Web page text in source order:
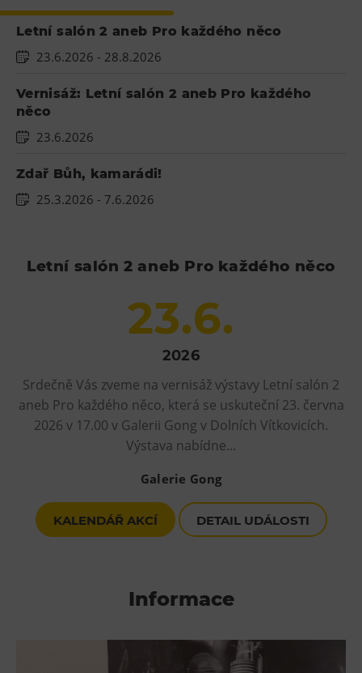
Letní salón 2 aneb Pro každého něco
23.6.2026 - 28.8.2026
Vernisáž: Letní salón 2 aneb Pro každého
něco
23.6.2026
Zdař Bůh, kamarádi!
25.3.2026 - 7.6.2026
Letní salón 2 aneb Pro každého něco
23.6.
2026
Srdečně Vás zveme na vernisáž výstavy Letní salón 2
aneb Pro každého něco, která se uskuteční 23. června
2026 v 17.00 v Galerii Gong v Dolních Vítkovicích.
Výstava nabídne...
Galerie Gong
KALENDÁŘ AKCÍ DETAIL UDÁLOSTI
Informace